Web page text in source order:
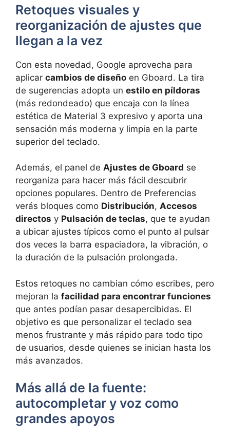
Retoques visuales y
reorganización de ajustes que
llegan a la vez
Con esta novedad, Google aprovecha para
aplicar cambios de diseño en Gboard. La tira
de sugerencias adopta un estilo en píldoras
(más redondeado) que encaja con la línea
estética de Material 3 expresivo y aporta una
sensación más moderna y limpia en la parte
superior del teclado.
Además, el panel de Ajustes de Gboard se
reorganiza para hacer más fácil descubrir
opciones populares. Dentro de Preferencias
verás bloques como Distribución, Accesos
directos y Pulsación de teclas, que te ayudan
a ubicar ajustes típicos como el punto al pulsar
dos veces la barra espaciadora, la vibración, o
la duración de la pulsación prolongada.
Estos retoques no cambian cómo escribes, pero
mejoran la facilidad para encontrar funciones
que antes podían pasar desapercibidas. El
objetivo es que personalizar el teclado sea
menos frustrante y más rápido para todo tipo
de usuarios, desde quienes se inician hasta los
más avanzados.
Más allá de la fuente:
autocompletar y voz como
grandes apoyos